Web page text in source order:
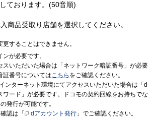
ております。(50音順)
商品受取り店舗を選択してください。
することはできません。
が必要です。
スいただいた場合は「ネットワーク暗証番号」が必要
証番号についてはこちら をご確認ください。
ンターネット環境にてアクセスいただいた場合は「d
ワード」が必要です。ドコモの契約回線をお持ちでな
発行が可能です。
認は「
dアカウント発行 」でご確認ください。